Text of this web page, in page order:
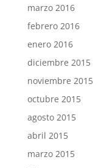
marzo 2016
febrero 2016
enero 2016
diciembre 2015
noviembre 2015
octubre 2015
agosto 2015
abril 2015
marzo 2015